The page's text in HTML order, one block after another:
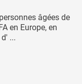
âgées de
en Europe, en
...